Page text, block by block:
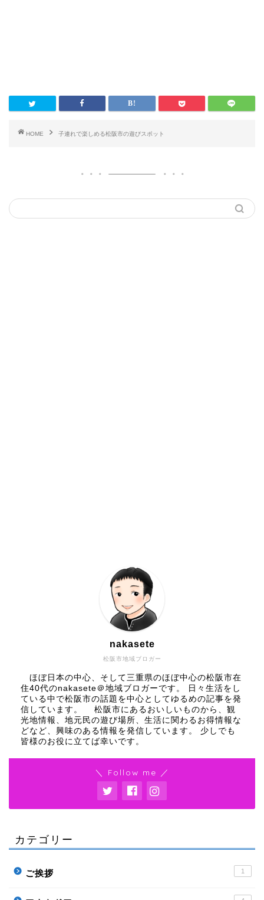
HOME 子連れで楽しめる松阪市の遊びスポット
松阪市地域ブロガー
nakasete
ほぼ日本の中心、そして三重県のほぼ中心の松阪市在
住40代のnakasete＠地域ブロガーです。 日々生活をし
ている中で松阪市の話題を中心としてゆるめの記事を発
信しています。 松阪市にあるおいしいものから、観
光地情報、地元民の遊び場所、生活に関わるお得情報な
どなど、興味のある情報を発信しています。 少しでも
皆様のお役に立てば幸いです。
＼ Follow me ／
カテゴリー
ご挨拶 1